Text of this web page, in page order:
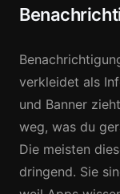
verkleidet als
und Banner
weg, was du
Die meisten
dringend. Sie